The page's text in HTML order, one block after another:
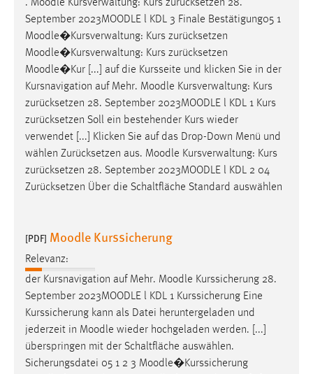
. Moodle Kursverwaltung: Kurs zurücksetzen 28.
September 2023MOODLE l KDL 3 Finale Bestätigung05 1
Moodle�Kursverwaltung: Kurs zurücksetzen
Moodle�Kursverwaltung: Kurs zurücksetzen
Moodle�Kur [...] auf die Kursseite und klicken Sie in der
Kursnavigation auf Mehr. Moodle Kursverwaltung: Kurs
zurücksetzen 28. September 2023MOODLE l KDL 1 Kurs
zurücksetzen Soll ein bestehender Kurs wieder
verwendet [...] Klicken Sie auf das Drop-Down Menü und
wählen Zurücksetzen aus. Moodle Kursverwaltung: Kurs
zurücksetzen 28. September 2023MOODLE l KDL 2 04
Zurücksetzen Über die Schaltfläche Standard auswählen
[PDF] Moodle Kurssicherung
Relevanz:
der Kursnavigation auf Mehr. Moodle Kurssicherung 28.
September 2023MOODLE l KDL 1 Kurssicherung Eine
Kurssicherung kann als Datei heruntergeladen und
jederzeit in Moodle wieder hochgeladen werden. [...]
überspringen mit der Schaltfläche auswählen.
Sicherungsdatei 05 1 2 3 Moodle�Kurssicherung
Performance
Name:
Zweck:
Für performante Seitenauslieferung wird in diesem Cookie
gespeichert, ob man eingeloggt ist.
Sprachpräferenz
site-language-preference
Zweck:
Das Cookie speichert die gewählte Sprache der Website.
Cookie Laufzeit:
30 Tage
Chat